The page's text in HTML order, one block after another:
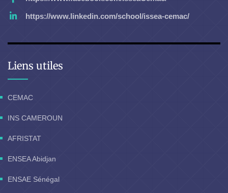
https://www.linkedin.com/school/issea-cemac/
Liens utiles
CEMAC
INS CAMEROUN
AFRISTAT
ENSEA Abidjan
ENSAE Sénégal